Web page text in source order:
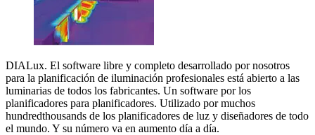
DIALux. El software libre y completo desarrollado por nosotros
para la planificación de iluminación profesionales está abierto a las
luminarias de todos los fabricantes. Un software por los
planificadores para planificadores. Utilizado por muchos
hundredthousands de los planificadores de luz y diseñadores de todo
el mundo. Y su número va en aumento día a día.